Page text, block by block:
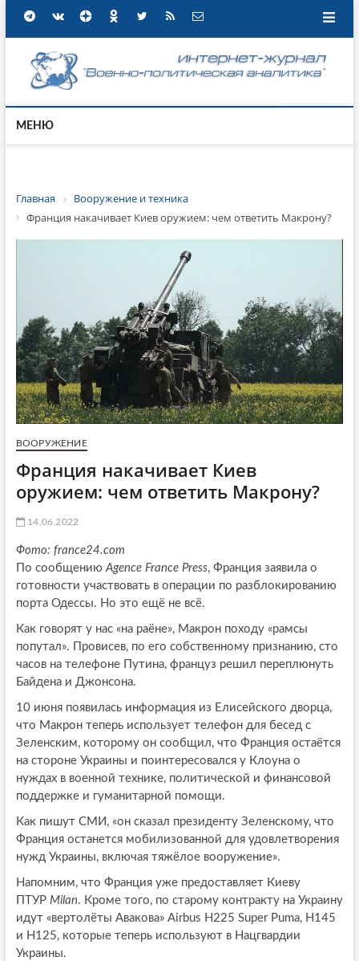
МЕНЮ
Главная
Вооружение и техника
Франция накачивает Киев оружием: чем ответить Макрону?
ВООРУЖЕНИЕ
Франция накачивает Киев
оружием: чем ответить Макрону?
14.06.2022
Фото: france24.com
По сообщениюAgence France Press, Франция заявила о
готовности участвовать в операции по разблокированию
порта Одессы. Но это ещё не всё.
Как говорят у нас «на раёне», Макрон походу «рамсы
попутал». Провисев, по его собственному признанию, сто
часов на телефоне Путина, француз решил переплюнуть
Байдена и Джонсона.
10 июня появилась информация из Елисейского дворца,
что Макрон теперь использует телефон для бесед с
Зеленским, которому он сообщил, что Франция остаётся
на стороне Украины и поинтересовался у Клоуна о
нуждах в военной технике, политической и финансовой
поддержке и гуманитарной помощи.
Как пишут СМИ, «он сказал президенту Зеленскому, что
Франция останется мобилизованной для удовлетворения
нужд Украины, включая тяжёлое вооружение».
Напомним, что Франция уже предоставляет Киеву
ПТУР Milan. Кроме того, по старому контракту на Украину
идут «вертолёты Авакова» Airbus Н225 Super Puma, H145
и H125, которые теперь используют в Нацгвардии
Украины.